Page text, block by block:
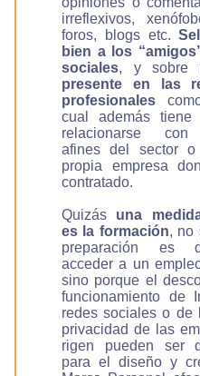
irreflexivos,
foros, blogs etc.
bien a los
sociales, y sobre
presente en las
profesionales
cual además
relacionarse con
afines del sector
propia empresa
contratado.
Quizás una
es la formación, no
preparación es
acceder a un
sino porque el
funcionamiento de
redes sociales o de
privacidad de las
rigen pueden ser
para el diseño y